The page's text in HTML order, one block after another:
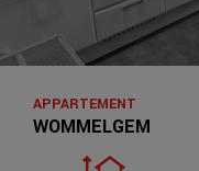
WOMMELGEM
APPARTEMENT